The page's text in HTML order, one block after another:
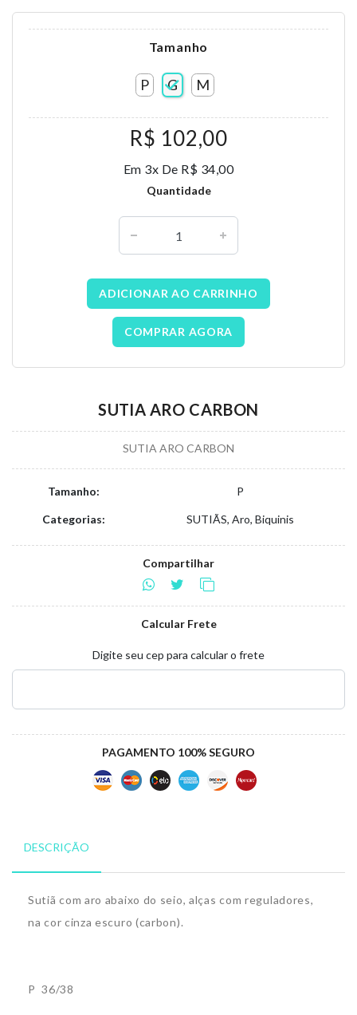
Tamanho
P G M
R$ 102,00
Em 3x De R$ 34,00
Quantidade
ADICIONAR AO CARRINHO
COMPRAR AGORA
SUTIA ARO CARBON
SUTIA ARO CARBON
Tamanho: P
Categorias: SUTIÃS, Aro, Biquinis
Compartilhar
Calcular Frete
Digite seu cep para calcular o frete
PAGAMENTO 100% SEGURO
DESCRIÇÃO
Sutiã com aro abaixo do seio, alças com reguladores,
na cor cinza escuro (carbon).
P 36/38